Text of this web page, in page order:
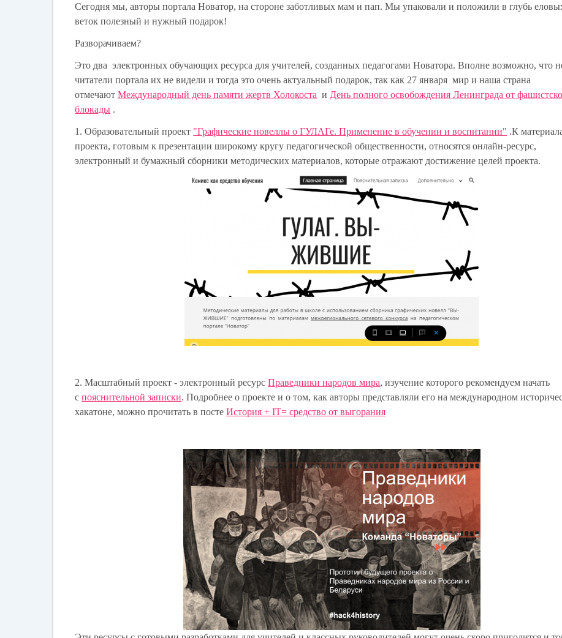
Сегодня мы, авторы портала Новатор, на стороне заботливых мам и пап. Мы упаковали и положили в глубь
веток полезный и нужный подарок!
Разворачиваем?
Это два электронных обучающих ресурса для учителей, созданных педагогами Новатора. Вполне возможно, что
читатели портала их не видели и тогда это очень актуальный подарок, так как 27 января мир и наша страна
отмечаютМеждународный день памяти жертв Холокоста и День полного освобождения Ленинграда от
блокады .
1. Образовательный проект "Графические новеллы о ГУЛАГе. Применение в обучении и воспитании" .К
проекта, готовым к презентации широкому кругу педагогической общественности, относятсяонлайн-ресурс,
электронный и бумажный сборники методических материалов, которые отражают достижение целей проекта.
2. Масштабный проект - электронный ресурсПраведники народов мира, изучение которого рекомендуем начать
спояснительной записки. Подробнее о проекте и о том, как авторы представляли его на международном
хакатоне, можно прочитать в постеИстория + IT= средство от выгорания